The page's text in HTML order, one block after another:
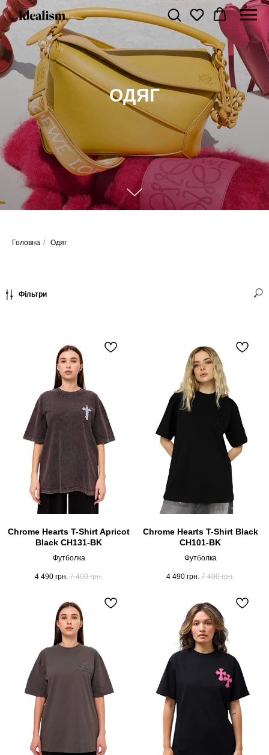
ОДЯГ
Головна / Одяг
Фільтри
Chrome Hearts T-Shirt Apricot
Black CH131-BK
Футболка
4 490 грн. 7 400 грн.
Chrome Hearts T-Shirt Black
CH101-BK
Футболка
4 490 грн. 7 400 грн.